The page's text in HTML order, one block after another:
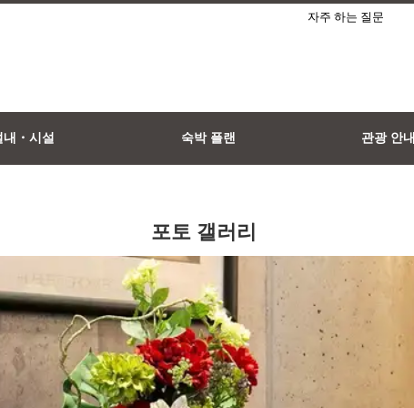
자주 하는 질문
내・시설 숙박 플랜 관광 안내
포토 갤러리